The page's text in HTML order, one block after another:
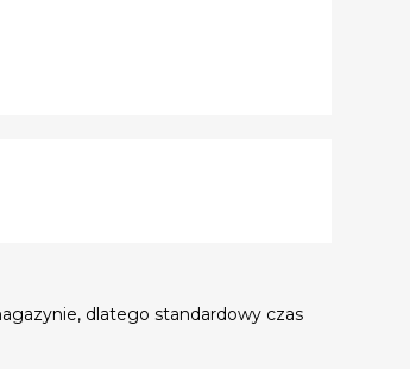
dlatego standardowy czas